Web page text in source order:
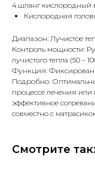
4.шланг кислородный
Кислородная
Диапазон: Лучистое
Контроль мощности:
лучистого тепла (50 –
Функция:
Подробно:
процессе лечения
эффективное
совместно с
Смотрите